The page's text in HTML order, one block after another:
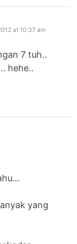
at 10:37 am
7 tuh..
hehe..
yang